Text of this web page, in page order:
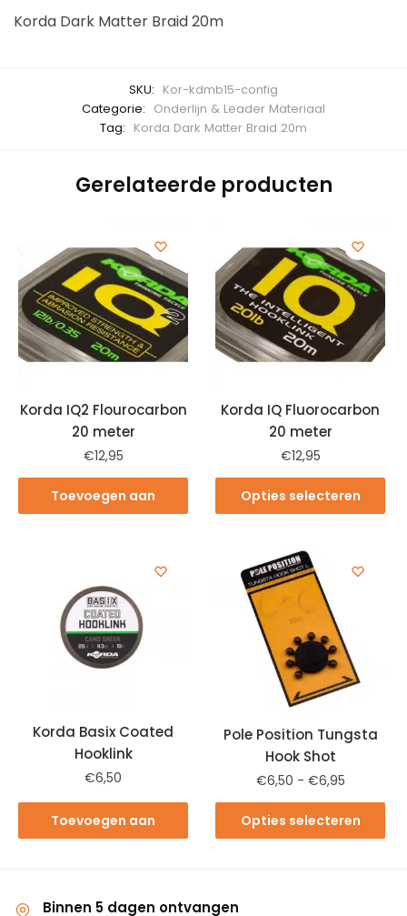
Korda Dark Matter Braid 20m
SKU: Kor-kdmb15-config
Categorie: Onderlijn & Leader Materiaal
Tag: Korda Dark Matter Braid 20m
Gerelateerde producten
Korda IQ2 Flourocarbon
20 meter
€12,95
Toevoegen aan
Korda IQ Fluorocarbon
20 meter
€12,95
Opties selecteren
Korda Basix Coated
Hooklink
€6,50
Toevoegen aan
Pole Position Tungsta
Hook Shot
€6,50 - €6,95
Opties selecteren
Binnen 5 dagen ontvangen